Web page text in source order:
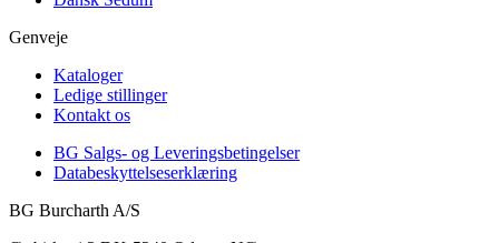
Genveje
Kataloger
Ledige stillinger
Kontakt os
BG Salgs- og Leveringsbetingelser
Databeskyttelseserklæring
BG Burcharth A/S